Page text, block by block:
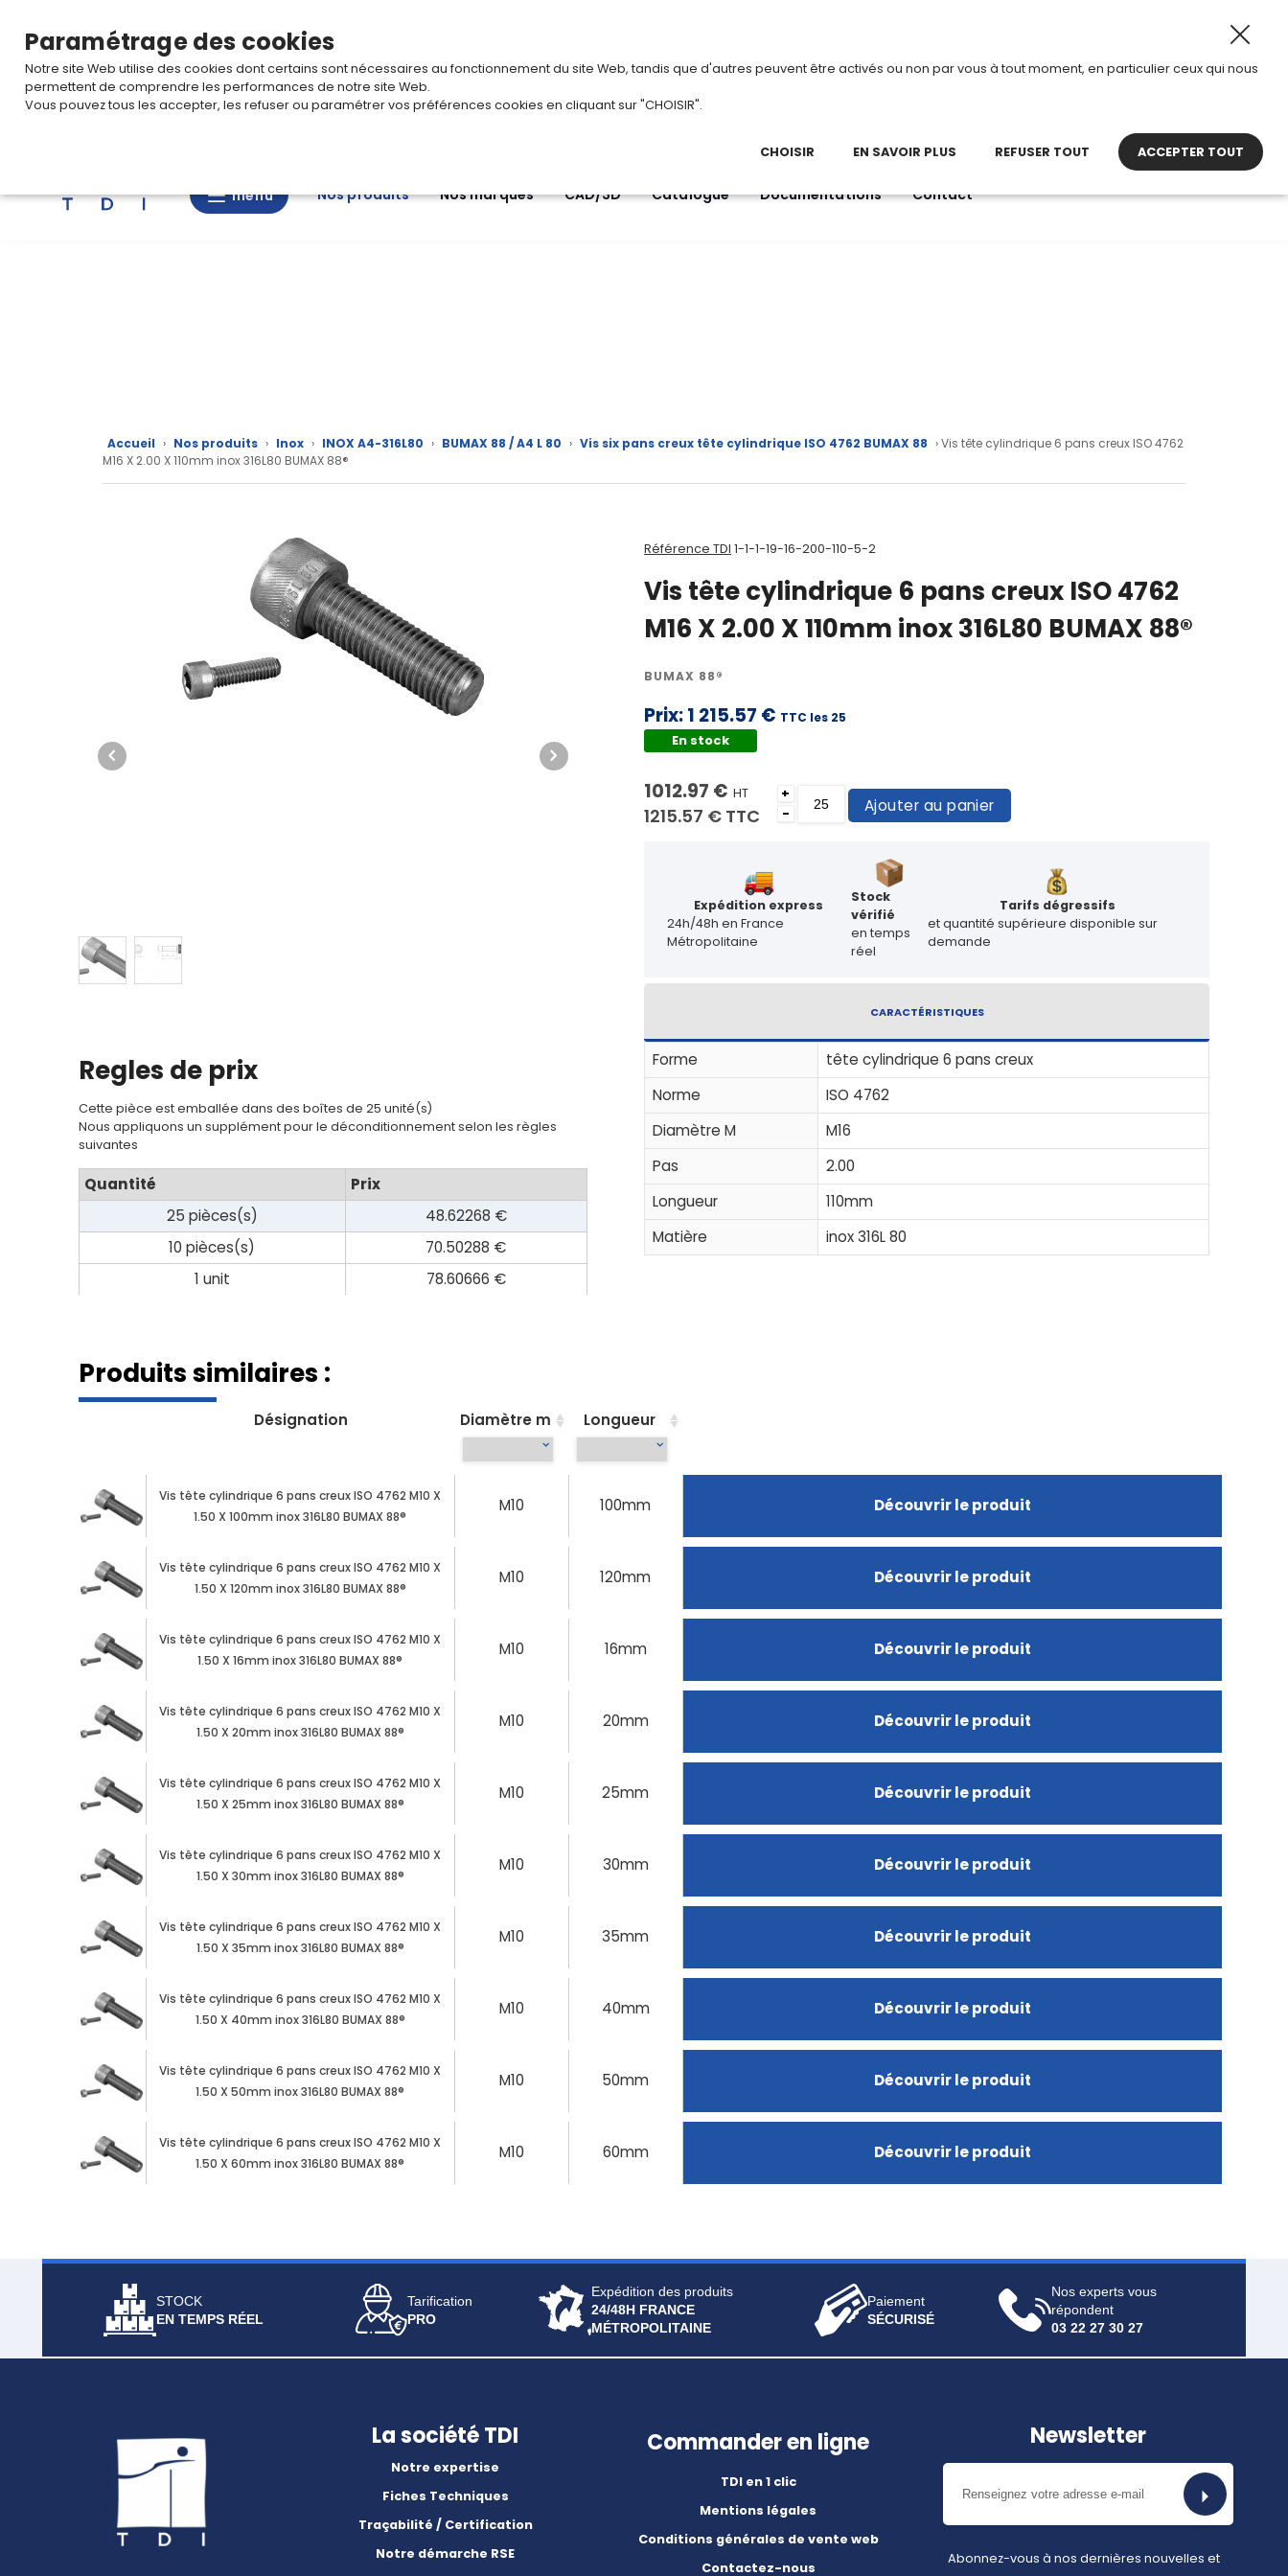
Du 3 au 28 août 2026, TDI passe en mode été. Horaires d’ouverture :
panier
menu
menu Nos produits Nos marques CAD/3D Catalogue Documentations Contact
Accueil › Nos produits › Inox › INOX A4-316L80 › BUMAX 88 / A4 L 80 › Vis six pans creux tête cylindrique ISO 4762 BUMAX 88 › Vis tête cylindrique 6 pans creux ISO 4762
M16 X 2.00 X 110mm inox 316L80 BUMAX 88®
Regles de prix
Cette pièce est emballée dans des boîtes de 25 unité(s)
Nous appliquons un supplément pour le déconditionnement selon les règles
suivantes
Quantité
Prix
25 pièces(s)
48.62268 €
10 pièces(s)
70.50288 €
1 unit
78.60666 €
Référence TDI 1-1-1-19-16-200-110-5-2
Vis tête cylindrique 6 pans creux ISO 4762
M16 X 2.00 X 110mm inox 316L80 BUMAX 88®
BUMAX 88®
Prix:1 215.57 € TTC les 25
En stock
1012.97 € HT
1215.57 € TTC
+
-
Ajouter au panier
Expédition express
24h/48h en France
Métropolitaine
Stock
vérifié
en temps
réel
Tarifs dégressifs
et quantité supérieure disponible sur
demande
CARACTÉRISTIQUES
Forme
tête cylindrique 6 pans creux
Norme
ISO 4762
Diamètre M
M16
Pas
2.00
Longueur
110mm
Matière
inox 316L 80
Produits similaires :
Désignation Diamètre m Longueur
Vis tête cylindrique 6 pans creux ISO 4762 M10 X
1.50 X 100mm inox 316L80 BUMAX 88®
M10 100mm Découvrir le produit
Vis tête cylindrique 6 pans creux ISO 4762 M10 X
1.50 X 120mm inox 316L80 BUMAX 88®
M10 120mm Découvrir le produit
Vis tête cylindrique 6 pans creux ISO 4762 M10 X
1.50 X 16mm inox 316L80 BUMAX 88®
M10 16mm Découvrir le produit
Vis tête cylindrique 6 pans creux ISO 4762 M10 X
1.50 X 20mm inox 316L80 BUMAX 88®
M10 20mm Découvrir le produit
Vis tête cylindrique 6 pans creux ISO 4762 M10 X
1.50 X 25mm inox 316L80 BUMAX 88®
M10 25mm Découvrir le produit
Vis tête cylindrique 6 pans creux ISO 4762 M10 X
1.50 X 30mm inox 316L80 BUMAX 88®
M10 30mm Découvrir le produit
Vis tête cylindrique 6 pans creux ISO 4762 M10 X
1.50 X 35mm inox 316L80 BUMAX 88®
M10 35mm Découvrir le produit
Vis tête cylindrique 6 pans creux ISO 4762 M10 X
1.50 X 40mm inox 316L80 BUMAX 88®
M10 40mm Découvrir le produit
Vis tête cylindrique 6 pans creux ISO 4762 M10 X
1.50 X 50mm inox 316L80 BUMAX 88®
M10 50mm Découvrir le produit
Vis tête cylindrique 6 pans creux ISO 4762 M10 X
1.50 X 60mm inox 316L80 BUMAX 88®
M10 60mm Découvrir le produit
STOCK
EN TEMPS RÉEL
Tarification
PRO
Expédition des produits
24/48H FRANCE
MÉTROPOLITAINE
Paiement
SÉCURISÉ
Nos experts vous
répondent
03 22 27 30 27
La société TDI
Notre expertise
Fiches Techniques
Traçabilité / Certification
Notre démarche RSE
Commander en ligne
TDI en 1 clic
Mentions légales
Conditions générales de vente web
Contactez-nous
Newsletter
Abonnez-vous à nos dernières nouvelles et
Paramétrage des cookies
Notre site Web utilise des cookies dont certains sont nécessaires au fonctionnement du site Web, tandis que d'autres peuvent être activés ou non par vous à tout moment, en particulier ceux qui nous
permettent de comprendre les performances de notre site Web.
Vous pouvez tous les accepter, les refuser ou paramétrer vos préférences cookies en cliquant sur "CHOISIR".
CHOISIR EN SAVOIR PLUS REFUSER TOUT ACCEPTER TOUT